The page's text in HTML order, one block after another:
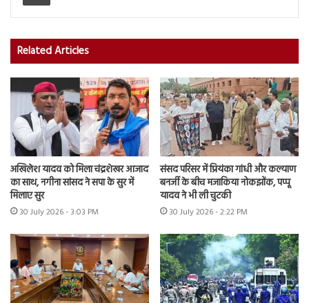
Related Articles
अखिलेश यादव को मिला चंद्रशेखर आजाद
का साथ, नगीना सांसद ने सपा के सुर में
मिलाए सुर
30 July 2026 - 3:03 PM
संसद परिसर में प्रियंका गांधी और कल्याण
बनर्जी के बीच मजाकिया नोकझोंक, पप्पू
यादव ने भी ली चुटकी
30 July 2026 - 2:22 PM